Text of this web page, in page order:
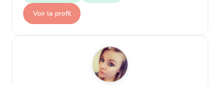
Voir le profil